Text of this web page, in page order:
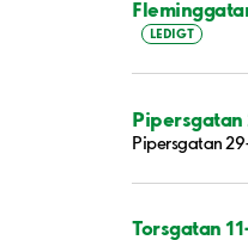
LEDIGT
Pipersgatan
Torsgatan